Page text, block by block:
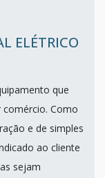
ELÉTRICO
que
comércio. Como
e de simples
ao cliente
sejam